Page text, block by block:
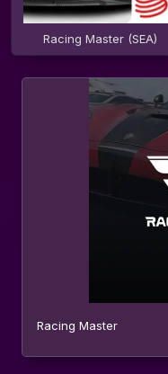
Racing Master (SEA)
Racing Master